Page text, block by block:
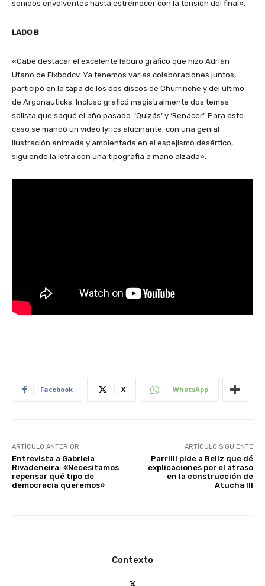
sonidos envolventes hasta estremecer con la tensión del final».
LADO B
«Cabe destacar el excelente laburo gráfico que hizo Adrián
Ufano de Fixbodcv. Ya tenemos varias colaboraciones juntos,
participó en la tapa de los dos discos de Churrinche y del último
de Argonauticks. Incluso graficó magistralmente dos temas
solista que saqué el año pasado: ‘Quizás’ y ‘Renacer’. Para este
caso se mandó un video lyrics alucinante, con una genial
ilustración animada y ambientada en el espejismo desértico,
siguiendo la letra con una tipografía a mano alzada».
Facebook X WhatsApp
ARTÍCULO ANTERIOR
Entrevista a Gabriela
Rivadeneira: «Necesitamos
repensar qué tipo de
democracia queremos»
ARTÍCULO SIGUIENTE
Parrilli pide a Beliz que dé
explicaciones por el atraso
en la construcción de
Atucha III
Contexto